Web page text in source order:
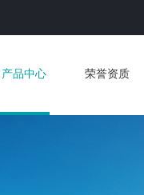
产品中心 荣誉资质